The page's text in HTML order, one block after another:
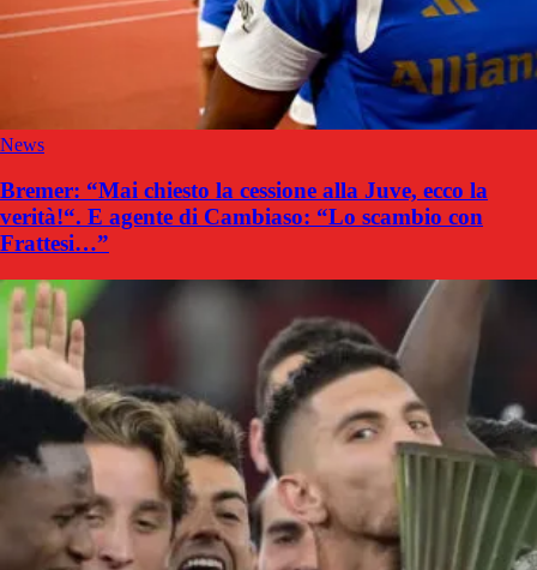
News
Bremer: “Mai chiesto la cessione alla Juve, ecco la
verità!“. E agente di Cambiaso: “Lo scambio con
Frattesi…”